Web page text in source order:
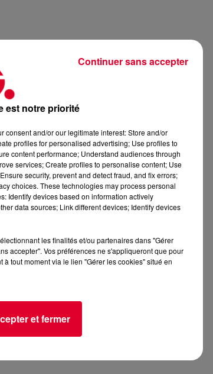
est notre priorité
and/or our legitimate interest: Store and/or
profiles for personalised advertising; Use profiles to
content performance; Understand audiences through
services; Create profiles to personalise content; Use
security, prevent and detect fraud, and fix errors;
choices. These technologies may process personal
Identify devices based on information actively
data sources; Link different devices; Identify devices
les finalités et/ou partenaires dans "Gérer
accepter". Vos préférences ne s'appliqueront que pour
tout moment via le lien "Gérer les cookies" situé en
et fermer
Continuer sans accepter